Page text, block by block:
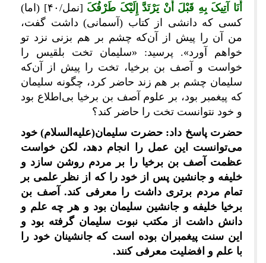
أَنَا آتِیکَ بِهِ قَبْلَ أَنْ یَرْتَدَّ إِلَیْکَ طَرْفُکَ
[نمل/۴۰] (اما)
کسی که دانشی از کتاب (آسمانی) داشت گفت،
من آن را پیش از آن‌که چشم بر هم بزنی نزد تو
خواهم آورد». پرسید: «سلیمان تخت بلقیس را
خواست و آصف بن برخیا، تخت را پیش از آن‌که
سلیمان چشم بر هم زند حاضر کرد، چگونه سلیمان
که پیغمبر بود، بر علوم آصف بن برخیا بی‌اطلاع بود
و خود نتوانست تخت را حاضر کند؟
حضرت پاسخ داد: حضرت سلیمان(علیه‌السلام) خود
می‌توانست این عمل را انجام دهد، لکن خواست
عظمت آصف بن برخیا را بر مردم روشن سازد و
خلیفه و جانشین پس از خود را که از نظر علمی بر
تمام مردم برتری داشت را معرفی کند. آصف بن
برخیا خلیفه و جانشین سلیمان بود و هر چه علم و
دانش داشت از مکتب نبوت سلیمان گرفته بود و
این سنت پیغمبران بوده است که جانشینان خود را
با علم و افضلیت معرفی کنند.